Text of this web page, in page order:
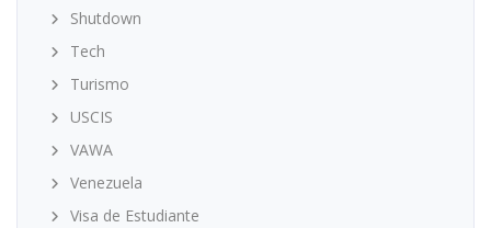
Shutdown
Tech
Turismo
USCIS
VAWA
Venezuela
Visa de Estudiante